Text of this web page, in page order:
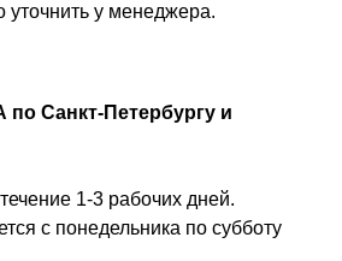
уточнить у менеджера.
Санкт-Петербургу и
1-3 рабочих дней.
с понедельника по субботу